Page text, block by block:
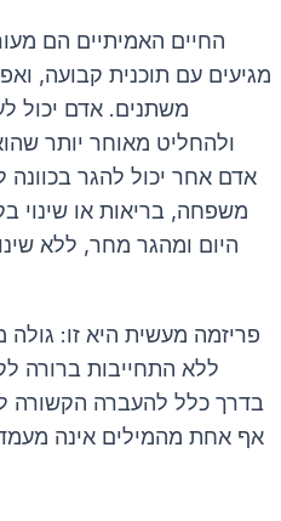
החיים האמיתיים הם
מגיעים עם תוכנית קבועה,
משתנים. אדם יכול
ולהחליט מאוחר יותר
אדם אחר יכול להגר
משפחה, בריאות או שינוי
היום ומהגר מחר, ללא
פריזמה מעשית היא זו:
ללא התחייבות ברורה
בדרך כלל להעברה הקשורה
אף אחת מהמילים אינה